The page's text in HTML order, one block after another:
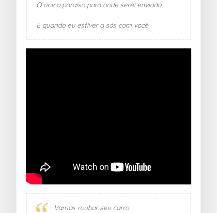
O único paraíso para onde serei enviado
É quando eu estiver a sós com você
Vamos roubar seu carro